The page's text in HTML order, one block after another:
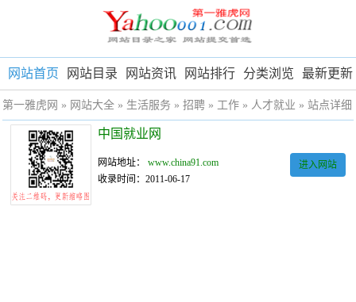
网站首页 网站目录 网站资讯 网站排行 分类浏览 最新更新
第一雅虎网 » 网站大全 » 生活服务 » 招聘 » 工作 » 人才就业 » 站点详细
中国就业网
网站地址：www.china91.com
收录时间：2011-06-17
进入网站